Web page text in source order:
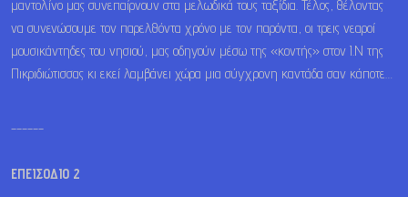
μαντολίνο μας συνεπαίρνουν στα μελωδικά τους ταξίδια. Τέλος, θέλοντας
να συνενώσουμε τον παρελθόντα χρόνο με τον παρόντα, οι τρεις νεαροί
μουσικάντηδες του νησιού, μας οδηγούν μέσω της «κοντής» στον Ι.Ν της
Πικριδιώτισσας κι εκεί λαμβάνει χώρα μια σύγχρονη καντάδα σαν κάποτε…
ΕΠΕΙΣΟΔΙΟ 2